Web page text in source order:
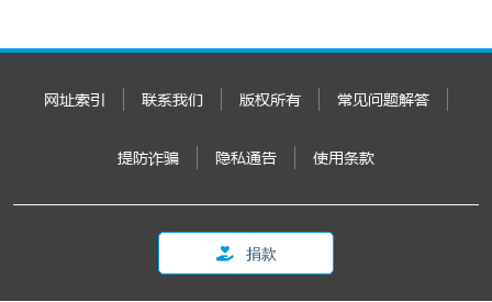
网址索引 联系我们 版权所有 常见问题解答
提防诈骗 隐私通告 使用条款
捐款